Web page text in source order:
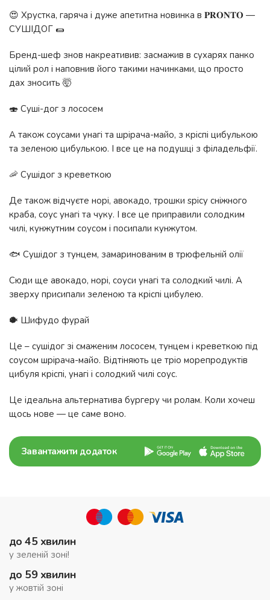
😍 Хрустка, гаряча і дуже апетитна новинка в 𝐏𝐑𝐎𝐍𝐓𝐎 —
СУШІДОГ 🌯
Бренд-шеф знов накреативив: засмажив в сухарях панко
цілий рол і наповнив його такими начинками, що просто
дах зносить 🤯
🍣 Суші-дог з лососем
А також соусами унагі та шрірача-майо, з кріспі цибулькою
та зеленою цибулькою. І все це на подушці з філадельфії.
🦐 Сушідог з креветкою
Де також відчуєте норі, авокадо, трошки spicy сніжного
краба, соус унагі та чуку. І все це приправили солодким
чилі, кунжутним соусом і посипали кунжутом.
🐟 Сушідог з тунцем, замаринованим в трюфельній олії
Сюди ще авокадо, норі, соуси унагі та солодкий чилі. А
зверху присипали зеленою та кріспі цибулею.
🐡 Шифудо фурай
Це – сушідог зі смаженим лососем, тунцем і креветкою під
соусом шрірача-майо. Відтіняють це тріо морепродуктів
цибуля кріспі, унагі і солодкий чилі соус.
Це ідеальна альтернатива бургеру чи ролам. Коли хочеш
щось нове — це саме воно.
Завантажити додаток
до 45 хвилин
у зеленій зоні!
до 59 хвилин
у жовтій зоні